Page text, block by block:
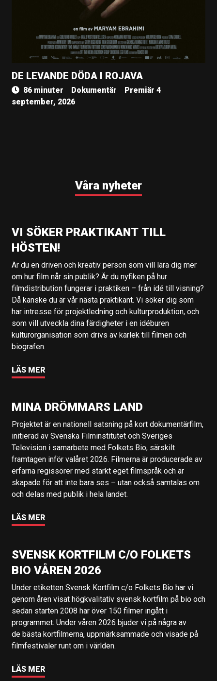
DE LEVANDE DÖDA I ROJAVA
86 minuter Dokumentär
Premiär 4
september, 2026
Våra nyheter
VI SÖKER PRAKTIKANT TILL
HÖSTEN!
Är du en driven och kreativ person som vill lära dig mer
om hur film når sin publik? Är du nyfiken på hur
filmdistribution fungerar i praktiken – från idé till visning?
Då kanske du är vår nästa praktikant. Vi söker dig som
har intresse för projektledning och kulturproduktion, och
som vill utveckla dina färdigheter i en idéburen
kulturorganisation som drivs av kärlek till filmen och
biografen.
LÄS MER
MINA DRÖMMARS LAND
Projektet är en nationell satsning på kort dokumentärfilm,
initierad av Svenska Filminstitutet och Sveriges
Television i samarbete med Folkets Bio, särskilt
framtagen inför valåret 2026. Filmerna är producerade av
erfarna regissörer med starkt eget filmspråk och är
skapade för att inte bara ses – utan också samtalas om
och delas med publik i hela landet.
LÄS MER
SVENSK KORTFILM C/O FOLKETS
BIO VÅREN 2026
Under etiketten Svensk Kortfilm c/o Folkets Bio har vi
genom åren visat högkvalitativ svensk kortfilm på bio och
sedan starten 2008 har över 150 filmer ingått i
programmet. Under våren 2026 bjuder vi på några av
de bästa kortfilmerna, uppmärksammade och visade på
filmfestivaler runt om i världen.
LÄS MER